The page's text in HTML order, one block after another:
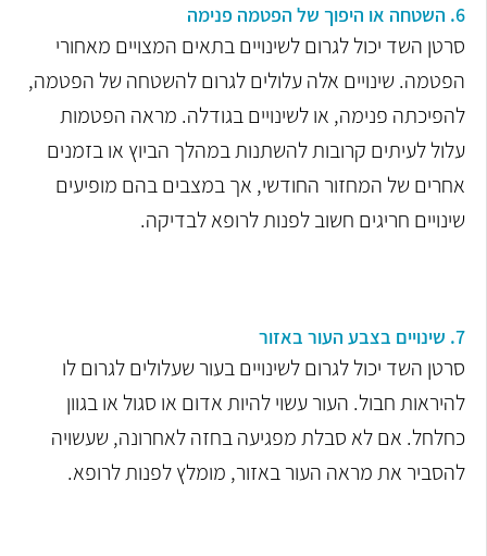
6. השטחה או היפוך של הפטמה פנימה
סרטן השד יכול לגרום לשינויים בתאים המצויים מאחורי
הפטמה. שינויים אלה עלולים לגרום להשטחה של הפטמה,
להפיכתה פנימה, או לשינויים בגודלה. מראה הפטמות
עלול לעיתים קרובות להשתנות במהלך הביוץ או בזמנים
אחרים של המחזור החודשי, אך במצבים בהם מופיעים
שינויים חריגים חשוב לפנות לרופא לבדיקה.
7. שינויים בצבע העור באזור
סרטן השד יכול לגרום לשינויים בעור שעלולים לגרום לו
להיראות חבול. העור עשוי להיות אדום או סגול או בגוון
כחלחל. אם לא סבלת מפגיעה בחזה לאחרונה, שעשויה
להסביר את מראה העור באזור, מומלץ לפנות לרופא.